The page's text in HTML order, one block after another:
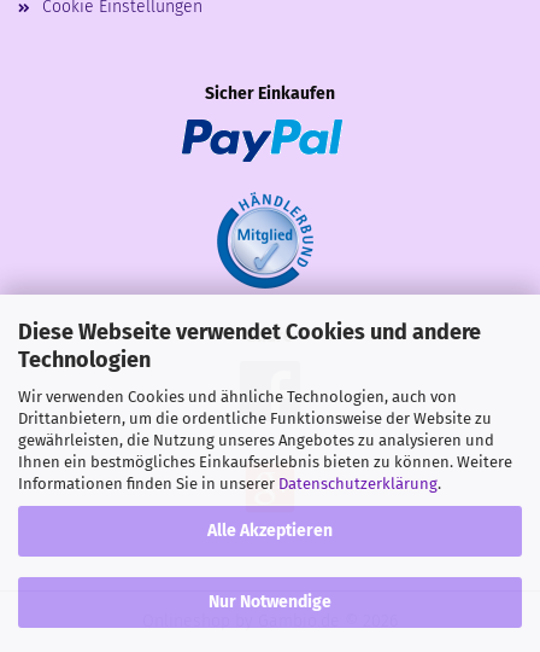
Diese Webseite verwendet Cookies und andere
Technologien
Wir verwenden Cookies und ähnliche Technologien, auch von
Drittanbietern, um die ordentliche Funktionsweise der Website zu
gewährleisten, die Nutzung unseres Angebotes zu analysieren und
Ihnen ein bestmögliches Einkaufserlebnis bieten zu können. Weitere
Informationen finden Sie in unserer Datenschutzerklärung.
Alle Akzeptieren
Nur Notwendige
Cookie Einstellungen
Sicher Einkaufen
Share